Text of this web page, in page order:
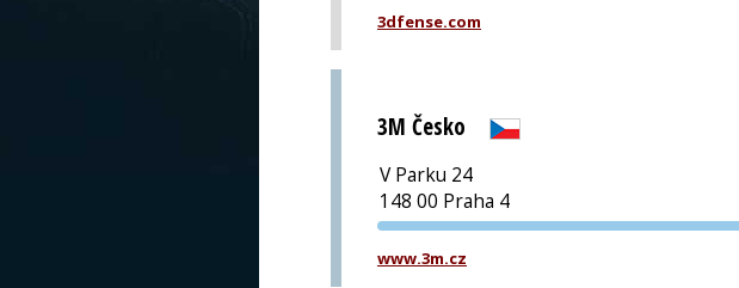
3dfense.com
3M Česko
V Parku 24
148 00 Praha 4
PVA EXPO
www.3m.cz